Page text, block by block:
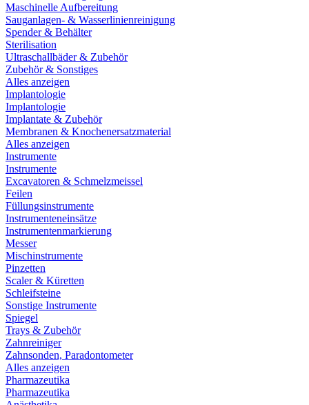
Maschinelle Aufbereitung
Sauganlagen- & Wasserlinienreinigung
Spender & Behälter
Sterilisation
Ultraschallbäder & Zubehör
Zubehör & Sonstiges
Alles anzeigen
Implantologie
Implantologie
Implantate & Zubehör
Membranen & Knochenersatzmaterial
Alles anzeigen
Instrumente
Instrumente
Excavatoren & Schmelzmeissel
Feilen
Füllungsinstrumente
Instrumenteneinsätze
Instrumentenmarkierung
Messer
Mischinstrumente
Pinzetten
Scaler & Küretten
Schleifsteine
Sonstige Instrumente
Spiegel
Trays & Zubehör
Zahnreiniger
Zahnsonden, Paradontometer
Alles anzeigen
Pharmazeutika
Pharmazeutika